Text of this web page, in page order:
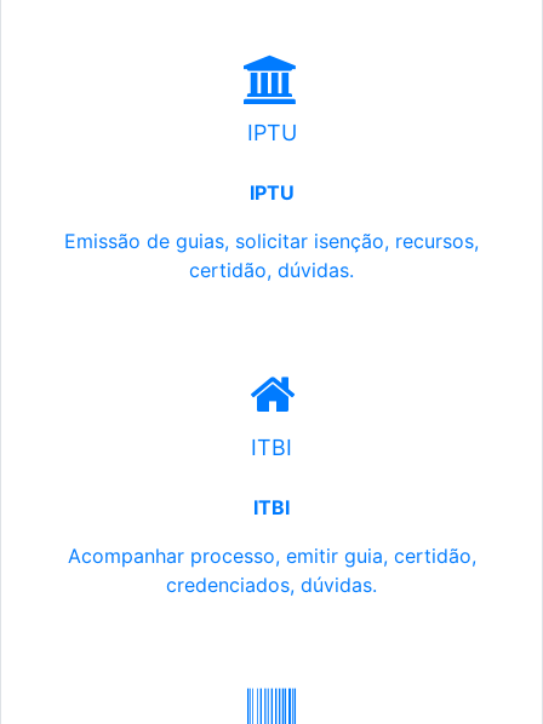
IPTU
IPTU
Emissão de guias, solicitar isenção, recursos,
certidão, dúvidas.
ITBI
ITBI
Acompanhar processo, emitir guia, certidão,
credenciados, dúvidas.